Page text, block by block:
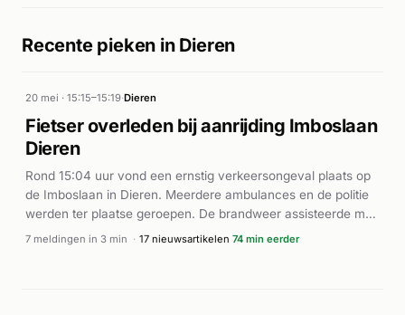
Recente pieken in Dieren
20 mei · 15:15–15:19·Dieren
Fietser overleden bij aanrijding Imboslaan
Dieren
Rond 15:04 uur vond een ernstig verkeersongeval plaats op
de Imboslaan in Dieren. Meerdere ambulances en de politie
werden ter plaatse geroepen. De brandweer assisteerde met
zichtscherm na de aanrijding. Volgens nieuwsbronnen
7 meldingen in 3 min · 17 nieuwsartikelen 74 min eerder